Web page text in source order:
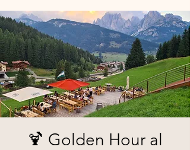
🍹 Golden Hour al